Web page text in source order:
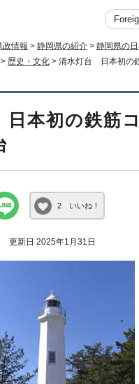
政情報 > 静岡県の紹介 > 静岡県の
> 歴史・文化 > 清水灯台 日本初の
本初の鉄筋
2 いいね！
更新日 2025年1月31日